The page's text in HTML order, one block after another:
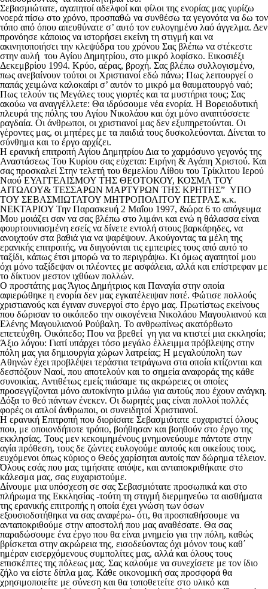
Σεβασμιώτατε, αγαπητοί αδελφοί και φίλοι της ενορίας μας γυρίζω
νοερά πίσω στο χρόνο, προσπαθώ να συνθέσω τα γεγονότα να δω τον
τόπο από όπου απευθύνατε σ’ αυτό τον ευλογημένο λαό άγγελμα. Δεν
προνόησε κάποιος να ιστορήσει εκείνη τη στιγμή και να
ακινητοποιήσει την κλεψύδρα του χρόνου Σας βλέπω να στέκεστε
στην αυλή του Αγίου Δημητρίου, στο μικρό λοφίσκο. Εικοσιέξι
Δεκεμβρίου 1994. Κρύο, αέρας, βροχή. Σας βλέπω συλλογισμένο,
πως ανεβαίνουν τούτοι οι Χριστιανοί εδώ πάνω; Πως λειτουργεί ο
παπάς χειμώνα καλοκαίρι σ’ αυτόν το μικρό μα θαυματουργό ναό;
Πως τελούν τις Μεγάλες τους γιορτές και τα μυστήρια τους; Σας
ακούω να αναγγέλλετε: Θα ιδρύσουμε νέα ενορία. Η Βορειοδυτική
πλευρά της πόλης του Αγίου Νικολάου και όχι μόνο αναπτύσσετε
ραγδαία. Οι άνθρωποι, οι χριστιανοί μας δεν εξυπηρετούνται. Οι
γέροντες μας, οι μητέρες με τα παιδιά τους δυσκολεύονται. Δίνεται το
σύνθημα και το έργο αρχίζει.
Η ερανική επιτροπή Αγίου Δημητρίου Δια το χαρμόσυνο γεγονός της
Αναστάσεως Του Κυρίου σας εύχεται: Ειρήνη & Αγάπη Χριστού. Και
σας προσκαλεί Στην τελετή του θεμελίου Λίθου του Τρίκλιτου Ιερού
Ναού ΕΥΑΓΓΕΛΙΣΜΟΥ ΤΗΣ ΘΕΟΤΟΚΟΥ, ΚΟΣΜΑ ΤΟΥ
ΑΙΤΩΛΟΥ& ΤΕΣΣΑΡΩΝ ΜΑΡΤΥΡΩΝ ΤΗΣ ΚΡΗΤΗΣ” ΥΠΟ
ΤΟΥ ΣΕΒΑΣΜΙΩΤΑΤΟΥ ΜΗΤΡΟΠΟΛΙΤΟΥ ΠΕΤΡΑΣ κ.κ.
ΝΕΚΤΑΡΙΟΥ Την Παρασκευή 2 Μαΐου 1997, &ώρα 6 το απόγευμα
Μου μοιάζει σαν να σας βλέπω στο λιμάνι και ενώ η θάλασσα είναι
φουρτουνιασμένη εσείς να δίνετε εντολή στους βαρκάρηδες, να
ανοιχτούν στα βαθιά για να ψαρέψουν. Ακούγοντας τα μέλη της
ερανικής επιτροπής, να διηγούνται τις εμπειρίες τους από αυτό το
ταξίδι, κάπως έτσι μπορώ να το περιγράψω. Κι όμως αγαπητοί μου
όχι μόνο ταξίδεψαν οι πλέοντες με ασφάλεια, αλλά και επίστρεφαν με
το δίκτυον μεστον ιχθύων πολλών.
Ο προστάτης μας Άγιος Δημήτριος και Παναγία στην οποία
αφιερώθηκε η ενορία δεν μας εγκατέλειψαν ποτέ. Φώτισε πολλούς
χριστιανούς και έγιναν συνεργοί στο έργο μας. Πρωτίστως εκείνους
που δώρισαν το οικόπεδο την οικογένεια Νικολάου Μαγουλιανού και
Ελένης Μαγουλιανού Ρούβαλη. Το ανθρωπίνως ακατόρθωτο
επετεύχθη. Οικόπεδο; Που να βρεθεί γη για να κτιστεί μια εκκλησία;
Άξιο λόγου: Γιατί υπάρχει τόσο μεγάλο έλλειμμα πρόβλεψης στην
πόλη μας για δημιουργία χώρων λατρείας; Η μεγαλούπολη των
Αθηνών έχει προβλέψει τεράστια τετράγωνα στα οποία κτίζονται και
δεσπόζουν Ναοί, που αποτελούν και το σημεία αναφοράς της κάθε
συνοικίας. Αντιθέτως εμείς πιάσαμε τις ακρώρειες οι οποίες
προσεγγίζονται μόνο αυτοκίνητο μιλάω για αυτούς που έχουν ανάγκη.
Δόξα το θεό πάντων ένεκεν. Οι δωρητές μας είναι πολλοί πολλές
φορές οι απλοί άνθρωποι, οι συνειδητοί Χριστιανοί.
Η ερανική Επιτροπή που διορίσατε Σεβασμιότατε ευχαριστεί όλους
που, με οποιονδήποτε τρόπο, βοήθησαν και βοηθούν στο έργο της
εκκλησίας. Τους μεν κεκοιμημένους μνημονεύουμε πάντοτε στην
αγία πρόθεση, τους δε ζώντες ευλογούμε αυτούς και οικείους τους,
ευχόμενοι όπως κύριος ο Θεός χαρίσηται αυτοίς παν δώρημα τέλειον.
Όλους εσάς που μας τιμήσατε απόψε, και ανταποκριθήκατε στο
κάλεσμα μας, σας ευχαριστούμε.
Δίνουμε μια υπόσχεση σε σας Σεβασμιότατε προσωπικά και στο
πλήρωμα της Εκκλησίας -τούτη τη στιγμή διερμηνεύω τα αισθήματα
της ερανικής επιτροπής η οποία έχει γνώση των όσων
εξουσιοδοτήθηκα να σας αναφέρω- ότι, θα προσπαθήσουμε να
ανταποκριθούμε στην αποστολή που μας αναθέσατε. Θα σας
παραδώσουμε ένα έργο που θα είναι μνημείο για την πόλη, καθώς
βρίσκεται στην ακρώρεια της, εισοδεύοντας όχι μόνον τους καθ΄
ημέραν εισερχόμενους συμπολίτες μας, αλλά και όλους τους
επισκέπτες της πόλεως μας. Σας καλούμε να συνεχίσετε με τον ίδιο
ζήλο να είστε δίπλα μας. Κάθε οικονομική σας προσφορά θα
χρησιμοποιείτε με σύνεση και θα τοποθετείτε στο υλικό και